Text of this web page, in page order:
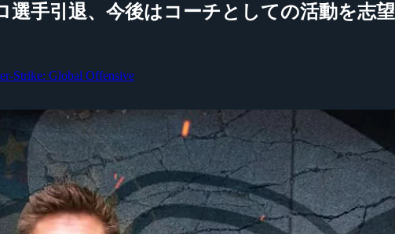
選手引退、今後はコーチとしての活動を志望
Strike: Global Offensive